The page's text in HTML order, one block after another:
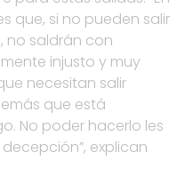
que, si no pueden salir
no saldrán con
injusto y muy
necesitan salir
que está
No poder hacerlo les
explican